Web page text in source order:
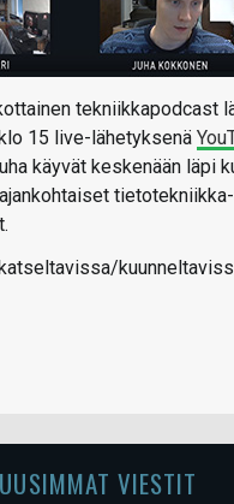
tekniikkapodcast
15 live-lähetyksenä
käyvät keskenään läpi
VIESTIT